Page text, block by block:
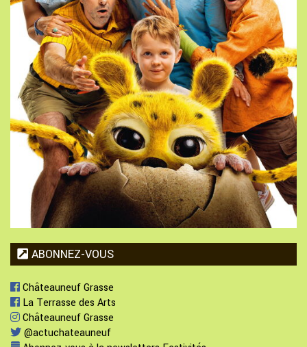
ABONNEZ-VOUS
Châteauneuf Grasse
La Terrasse des Arts
Châteauneuf Grasse
@actuchateauneuf